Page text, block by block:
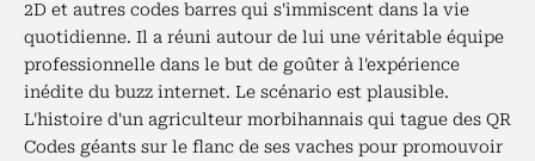
2D et autres codes barres qui s'immiscent dans la vie
quotidienne. Il a réuni autour de lui une véritable équipe
professionnelle dans le but de goûter à l'expérience
inédite du buzz internet. Le scénario est plausible.
L'histoire d'un agriculteur morbihannais qui tague des QR
Codes géants sur le flanc de ses vaches pour promouvoir